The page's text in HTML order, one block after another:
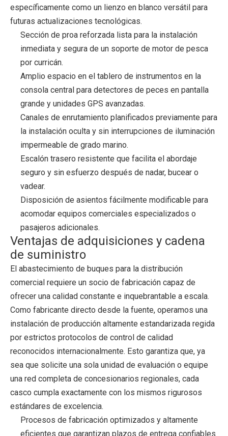
específicamente como un lienzo en blanco versátil para
futuras actualizaciones tecnológicas.
Sección de proa reforzada lista para la instalación
inmediata y segura de un soporte de motor de pesca
por curricán.
Amplio espacio en el tablero de instrumentos en la
consola central para detectores de peces en pantalla
grande y unidades GPS avanzadas.
Canales de enrutamiento planificados previamente para
la instalación oculta y sin interrupciones de iluminación
impermeable de grado marino.
Escalón trasero resistente que facilita el abordaje
seguro y sin esfuerzo después de nadar, bucear o
vadear.
Disposición de asientos fácilmente modificable para
acomodar equipos comerciales especializados o
pasajeros adicionales.
Ventajas de adquisiciones y cadena
de suministro
El abastecimiento de buques para la distribución
comercial requiere un socio de fabricación capaz de
ofrecer una calidad constante e inquebrantable a escala.
Como fabricante directo desde la fuente, operamos una
instalación de producción altamente estandarizada regida
por estrictos protocolos de control de calidad
reconocidos internacionalmente. Esto garantiza que, ya
sea que solicite una sola unidad de evaluación o equipe
una red completa de concesionarios regionales, cada
casco cumpla exactamente con los mismos rigurosos
estándares de excelencia.
Procesos de fabricación optimizados y altamente
eficientes que garantizan plazos de entrega confiables